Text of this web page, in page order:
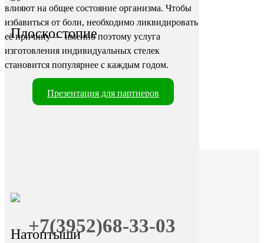
Плоскостопие
Натоптыши
влияют на общее состояние организма. Чтобы
избавиться от боли, необходимо ликвидировать
её причину — именно поэтому услуга
изготовления индивидуальных стелек
становится популярнее с каждым годом.
Презентация для партнеров
+7(3952)68-33-03